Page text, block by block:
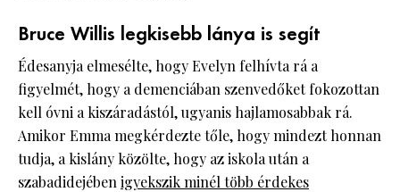
Bruce Willis legkisebb lánya is segít
Édesanyja elmesélte, hogy Evelyn felhívta rá a
figyelmét, hogy a demenciában szenvedőket fokozottan
kell óvni a kiszáradástól, ugyanis hajlamosabbak rá.
Amikor Emma megkérdezte tőle, hogy mindezt honnan
tudja, a kislány közölte, hogy az iskola után a
szabadidejében igyekszik minél több érdekes